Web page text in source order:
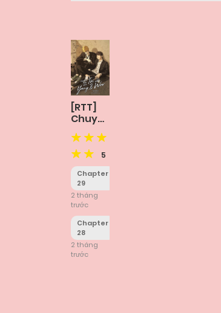
[RTT]
Chuyện
Tình
Của Tôi
Và
Yang Il
Woo
5
Chapter
29
2 tháng
trước
Chapter
28
2 tháng
trước